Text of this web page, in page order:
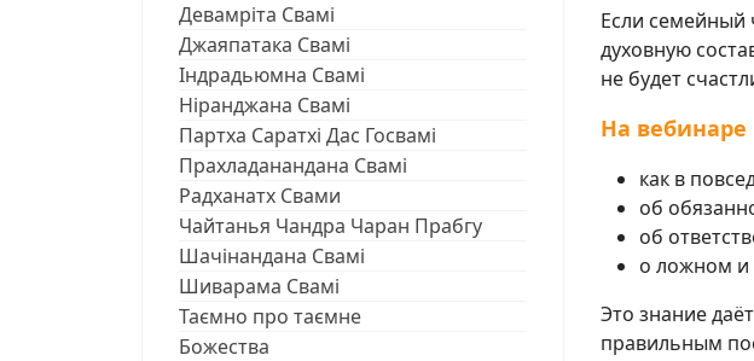
Девамріта Свамі
Джаяпатака Свамі
Індрадьюмна Свамі
Ніранджана Свамі
Партха Саратхі Дас Госвамі
Прахладанандана Свамі
Радханатх Свами
Чайтанья Чандра Чаран Прабгу
Шачінандана Свамі
Шиварама Свамі
Таємно про таємне
Божества
Если семейный
духовную
не будет
На вебинаре
как в
об
об
о ложном и
Это знание
правильным